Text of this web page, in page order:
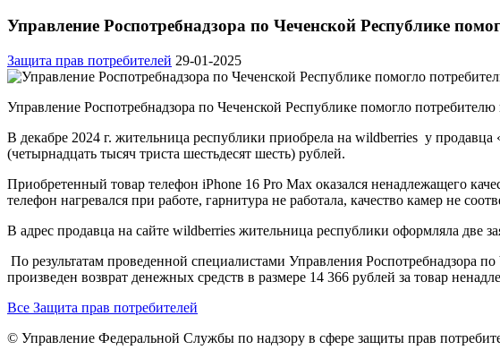
Управление Роспотребнадзора по Чеченской Республике
Защита прав потребителей 29-01-2025
Управление Роспотребнадзора по Чеченской Республике помогло
В декабре 2024 г. жительница республики приобрела на wildberries у
(четырнадцать тысяч триста шестьдесят шесть) рублей.
Приобретенный товар телефон iPhone 16 Pro Max оказался ненадлежащего
телефон нагревался при работе, гарнитура не работала, качество камер не
В адрес продавца на сайте wildberries жительница республики оформляла две
По результатам проведенной специалистами Управления Роспотребнадзора
произведен возврат денежных средств в размере 14 366 рублей за товар
Все Защита прав потребителей
© Управление Федеральной Службы по надзору в сфере защиты прав